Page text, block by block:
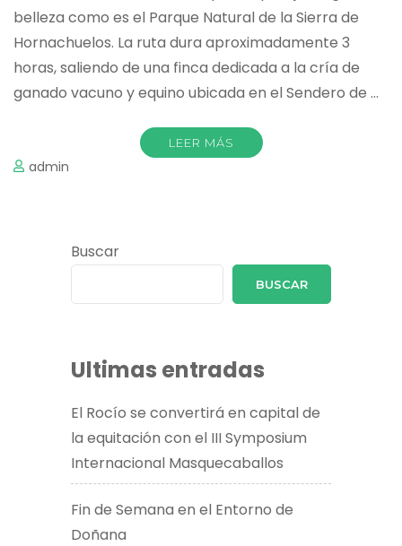
belleza como es el Parque Natural de la Sierra de
Hornachuelos. La ruta dura aproximadamente 3
horas, saliendo de una finca dedicada a la cría de
ganado vacuno y equino ubicada en el Sendero de …
LEER MÁS
admin
Buscar
BUSCAR
Ultimas entradas
El Rocío se convertirá en capital de
la equitación con el III Symposium
Internacional Masquecaballos
Fin de Semana en el Entorno de
Doñana